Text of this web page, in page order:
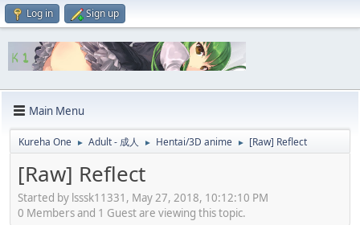
Log in Sign up
Main Menu
Kureha One ► Adult - 成人 ► Hentai/3D anime ► [Raw] Reflect
[Raw] Reflect
Started by lsssk11331, May 27, 2018, 10:12:10 PM
0 Members and 1 Guest are viewing this topic.